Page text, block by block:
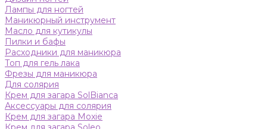
Лампы для ногтей
Маникюрный инструмент
Масло для кутикулы
Пилки и бафы
Расходники для маникюра
Топ для гель лака
Фрезы для маникюра
Для солярия
Крем для загара SolBianca
Аксессуары для солярия
Крем для загара Moxie